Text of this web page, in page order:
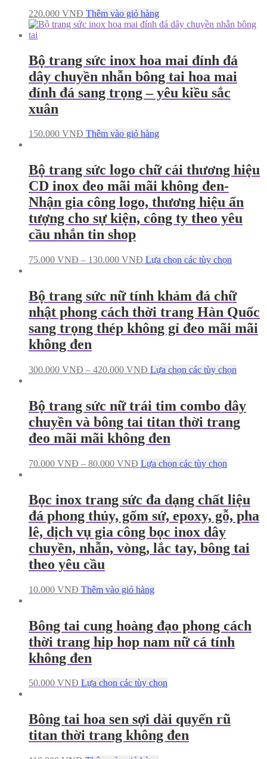
220.000 VNĐ Thêm vào giỏ hàng
Bộ trang sức inox hoa mai đính đá
dây chuyền nhẫn bông tai hoa mai
đính đá sang trọng – yêu kiều sắc
xuân
150.000 VNĐ Thêm vào giỏ hàng
Bộ trang sức logo chữ cái thương hiệu
CD inox đeo mãi mãi không đen-
Nhận gia công logo, thương hiệu ấn
tượng cho sự kiện, công ty theo yêu
cầu nhắn tin shop
75.000 VNĐ – 130.000 VNĐ Lựa chọn các tùy chọn
Bộ trang sức nữ tính khảm đá chữ
nhật phong cách thời trang Hàn Quốc
sang trọng thép không gỉ đeo mãi mãi
không đen
300.000 VNĐ – 420.000 VNĐ Lựa chọn các tùy chọn
Bộ trang sức nữ trái tim combo dây
chuyền và bông tai titan thời trang
đeo mãi mãi không đen
70.000 VNĐ – 80.000 VNĐ Lựa chọn các tùy chọn
Bọc inox trang sức đa dạng chất liệu
đá phong thủy, gốm sứ, epoxy, gỗ, pha
lê, dịch vụ gia công bọc inox dây
chuyền, nhẫn, vòng, lắc tay, bông tai
theo yêu cầu
10.000 VNĐ Thêm vào giỏ hàng
Bông tai cung hoàng đạo phong cách
thời trang hip hop nam nữ cá tính
không đen
50.000 VNĐ Lựa chọn các tùy chọn
Bông tai hoa sen sợi dài quyến rũ
titan thời trang không đen